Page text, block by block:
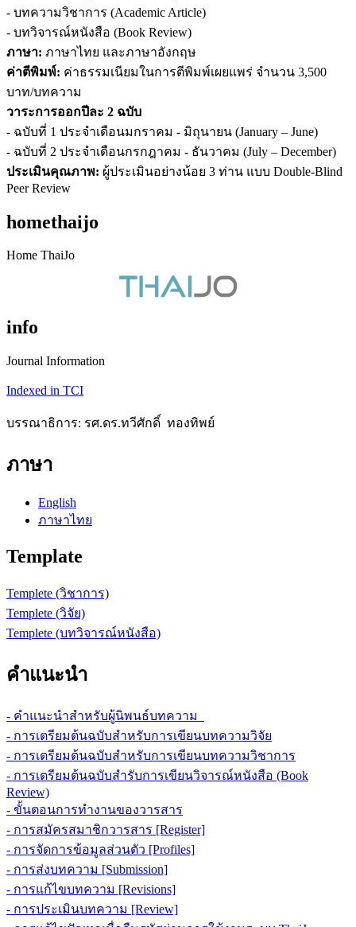
- บทความวิชาการ (Academic Article)
- บทวิจารณ์หนังสือ (Book Review)
ภาษา: ภาษาไทย และภาษาอังกฤษ
ค่าตีพิมพ์: ค่าธรรมเนียมในการตีพิมพ์เผยแพร่ จำนวน 3,500
บาท/บทความ
วาระการออกปีละ 2 ฉบับ
- ฉบับที่ 1 ประจำเดือนมกราคม - มิถุนายน (January – June)
- ฉบับที่ 2 ประจำเดือนกรกฎาคม - ธันวาคม (July – December)
ประเมินคุณภาพ: ผู้ประเมินอย่างน้อย 3 ท่าน แบบ Double-Blind
Peer Review
homethaijo
Home ThaiJo
info
Journal Information
Indexed in TCI
บรรณาธิการ: รศ.ดร.ทวีศักดิ์ ทองทิพย์
ภาษา
English
ภาษาไทย
Template
Templete (วิชาการ)
Templete (วิจัย)
Templete (บทวิจารณ์หนังสือ)
คำแนะนำ
- คำแนะนำสำหรับผู้นิพนธ์บทความ
- การเตรียมต้นฉบับสำหรับการเขียนบทความวิจัย
- การเตรียมต้นฉบับสำหรับการเขียนบทความวิชาการ
- การเตรียมต้นฉบับสำรับการเขียนวิจารณ์หนังสือ (Book
Review)
- ขั้นตอนการทำงานของวารสาร
- การสมัครสมาชิกวารสาร [Register]
- การจัดการข้อมูลส่วนตัว [Profiles]
- การส่งบทความ [Submission]
- การแก้ไขบทความ [Revisions]
- การประเมินบทความ [Review]